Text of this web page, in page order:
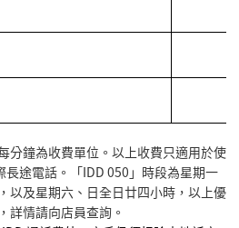
分鐘為收費單位。以上收費只適用於使
途電話。「IDD 050」時段為星期一
以及星期六、日全日廿四小時，以上優
詳情請向店員查詢。